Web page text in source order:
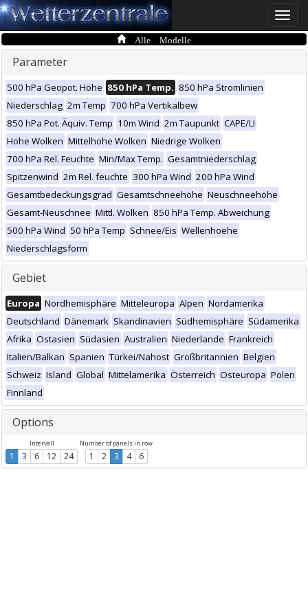
Toggle
Alle Modelle
Parameter
500 hPa Geopot. Höhe 850 hPa Temp. 850 hPa Stromlinien
Niederschlag 2m Temp 700 hPa Vertikalbew
850 hPa Pot. Äquiv. Temp 10m Wind 2m Taupunkt CAPE/LI
Hohe Wolken Mittelhohe Wolken Niedrige Wolken
700 hPa Rel. Feuchte Min/Max Temp. Gesamtniederschlag
Spitzenwind 2m Rel. feuchte 300 hPa Wind 200 hPa Wind
Gesamtbedeckungsgrad Gesamtschneehöhe Neuschneehöhe
Gesamt-Neuschnee Mittl. Wolken 850 hPa Temp. Abweichung
500 hPa Wind 50 hPa Temp Schnee/Eis Wellenhoehe
Niederschlagsform
Gebiet
Europa Nordhemisphäre Mitteleuropa Alpen Nordamerika
Deutschland Dänemark Skandinavien Südhemisphäre Südamerika
Afrika Ostasien Südasien Australien Niederlande Frankreich
Italien/Balkan Spanien Türkei/Nahost Großbritannien Belgien
Schweiz Island Global Mittelamerika Österreich Osteuropa Polen
Finnland
Options
Intervall
1 3 6 12 24
Number of panels in row
1 2 3 4 6